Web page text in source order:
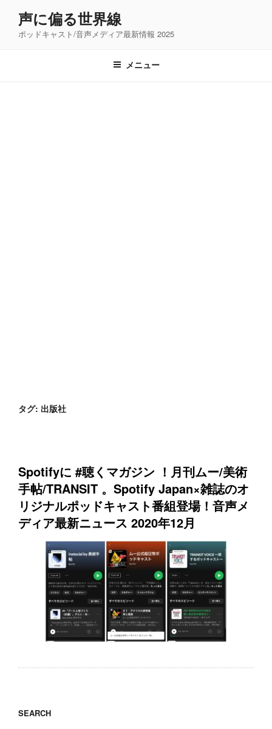
声に偏る世界線
ポッドキャスト/音声メディア最新情報 2025
メニュー
タグ: 出版社
Spotifyに #聴くマガジン ！月刊ムー/美術
手帖/TRANSIT 。Spotify Japan×雑誌のオ
リジナルポッドキャスト番組登場！音声メ
ディア最新ニュース 2020年12月
SEARCH